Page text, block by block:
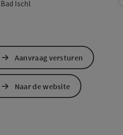
Bad Ischl
Aanvraag versturen
Naar de website